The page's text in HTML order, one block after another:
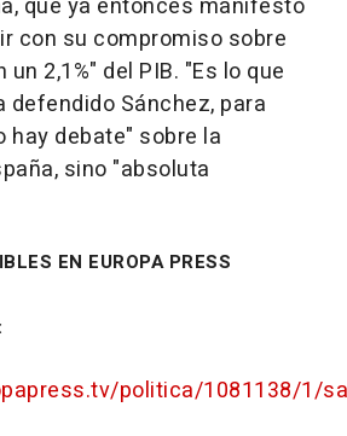
con su compromiso sobre
2,1%" del PIB. "Es lo que
defendido Sánchez, para
hay debate" sobre la
sino "absoluta
EN EUROPA PRESS
politica/1081138/1/